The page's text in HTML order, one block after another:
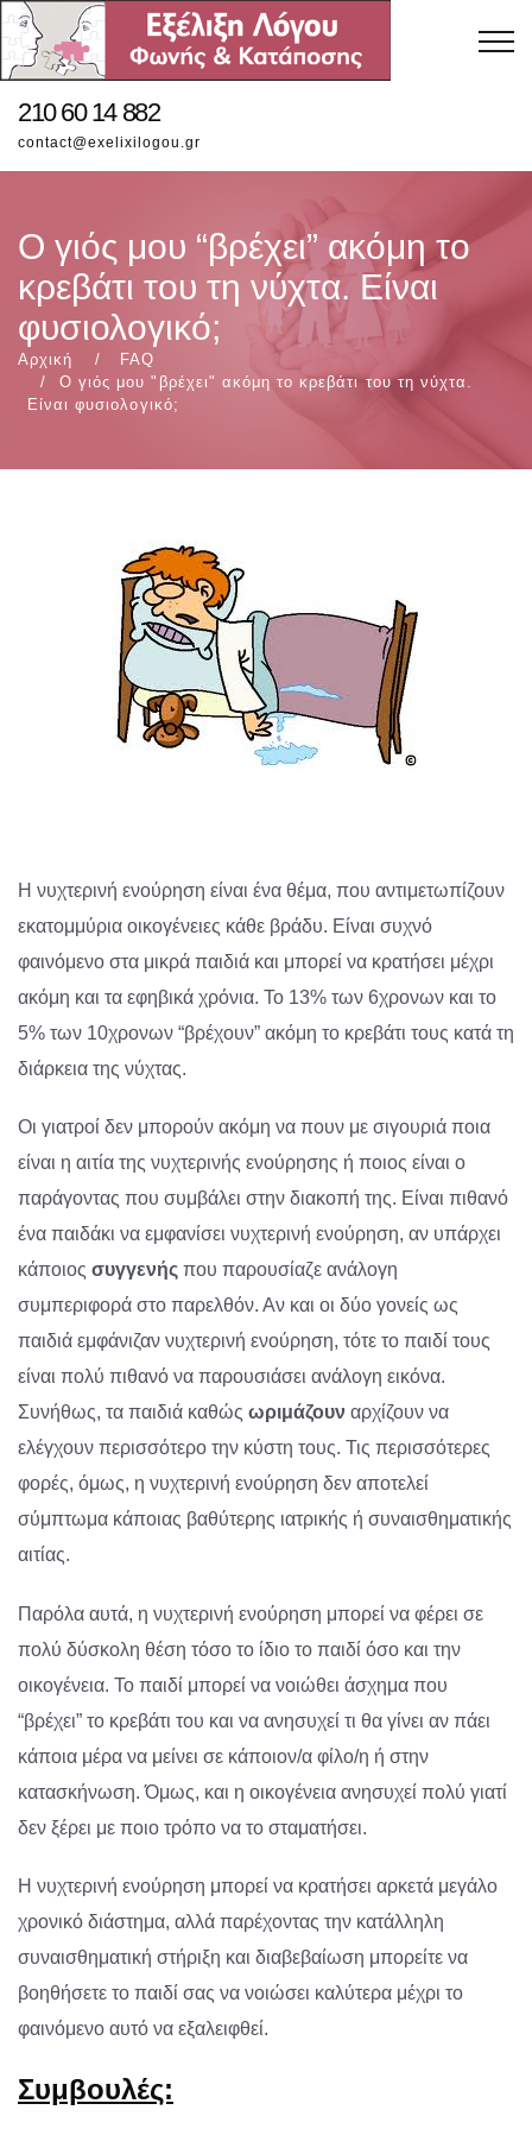
210 60 14 882
contact@exelixilogou.gr
Ο γιός μου “βρέχει” ακόμη το
κρεβάτι του τη νύχτα. Είναι
φυσιολογικό;
Αρχική
FAQ
Ο γιός μου "βρέχει" ακόμη το κρεβάτι του τη νύχτα.
Είναι φυσιολογικό;
Η νυχτερινή ενούρηση είναι ένα θέμα, που αντιμετωπίζουν
εκατομμύρια οικογένειες κάθε βράδυ. Είναι συχνό
φαινόμενο στα μικρά παιδιά και μπορεί να κρατήσει μέχρι
ακόμη και τα εφηβικά χρόνια. Το 13% των 6χρονων και το
5% των 10χρονων “βρέχουν” ακόμη το κρεβάτι τους κατά τη
διάρκεια της νύχτας.
Οι γιατροί δεν μπορούν ακόμη να πουν με σιγουριά ποια
είναι η αιτία της νυχτερινής ενούρησης ή ποιος είναι ο
παράγοντας που συμβάλει στην διακοπή της. Είναι πιθανό
ένα παιδάκι να εμφανίσει νυχτερινή ενούρηση, αν υπάρχει
κάποιος συγγενής που παρουσίαζε ανάλογη
συμπεριφορά στο παρελθόν. Αν και οι δύο γονείς ως
παιδιά εμφάνιζαν νυχτερινή ενούρηση, τότε το παιδί τους
είναι πολύ πιθανό να παρουσιάσει ανάλογη εικόνα.
Συνήθως, τα παιδιά καθώς ωριμάζουν αρχίζουν να
ελέγχουν περισσότερο την κύστη τους. Τις περισσότερες
φορές, όμως, η νυχτερινή ενούρηση δεν αποτελεί
σύμπτωμα κάποιας βαθύτερης ιατρικής ή συναισθηματικής
αιτίας.
Παρόλα αυτά, η νυχτερινή ενούρηση μπορεί να φέρει σε
πολύ δύσκολη θέση τόσο το ίδιο το παιδί όσο και την
οικογένεια. Το παιδί μπορεί να νοιώθει άσχημα που
“βρέχει” το κρεβάτι του και να ανησυχεί τι θα γίνει αν πάει
κάποια μέρα να μείνει σε κάποιον/α φίλο/η ή στην
κατασκήνωση. Όμως, και η οικογένεια ανησυχεί πολύ γιατί
δεν ξέρει με ποιο τρόπο να το σταματήσει.
Η νυχτερινή ενούρηση μπορεί να κρατήσει αρκετά μεγάλο
χρονικό διάστημα, αλλά παρέχοντας την κατάλληλη
συναισθηματική στήριξη και διαβεβαίωση μπορείτε να
βοηθήσετε το παιδί σας να νοιώσει καλύτερα μέχρι το
φαινόμενο αυτό να εξαλειφθεί.
Συμβουλές: